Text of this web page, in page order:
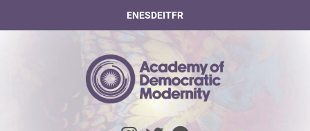
ENESDEITFR
Academy Of